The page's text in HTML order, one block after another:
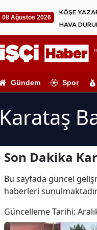
08 Ağustos 2026
KÖŞE
HAVA
Gündem Spor
Karataş
Son Dakika
Bu sayfada güncel
haberleri
Güncelleme Tarihi: